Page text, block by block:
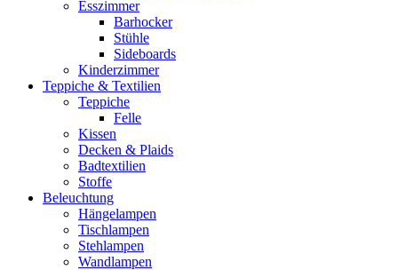
Esszimmer
Barhocker
Stühle
Sideboards
Kinderzimmer
Teppiche & Textilien
Teppiche
Felle
Kissen
Decken & Plaids
Badtextilien
Stoffe
Beleuchtung
Hängelampen
Tischlampen
Stehlampen
Wandlampen